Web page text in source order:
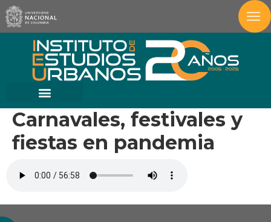
Carnavales, festivales y
fiestas en pandemia